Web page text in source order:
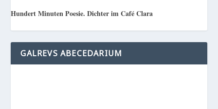
Hundert Minuten Poesie. Dichter im Café Clara
GALREVS ABECEDARIUM